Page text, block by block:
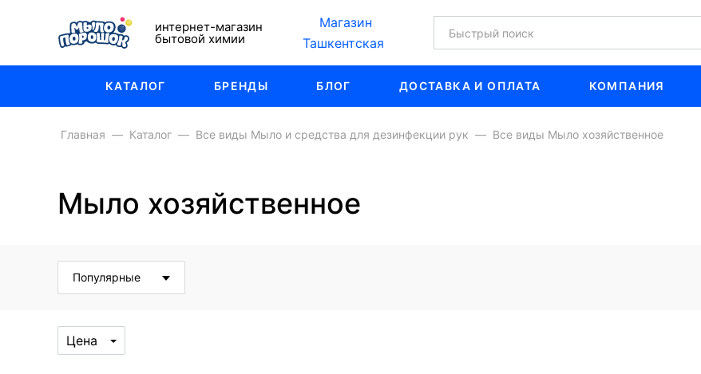
интернет-магазин
бытовой химии
Магазин
Ташкентская
КАТАЛОГ БРЕНДЫ БЛОГ ДОСТАВКА И ОПЛАТА КОМПАНИЯ
Главная Каталог Все виды Мыло и средства для дезинфекции рук Все виды Мыло хозяйственное
Мыло хозяйственное
Популярные
Цена